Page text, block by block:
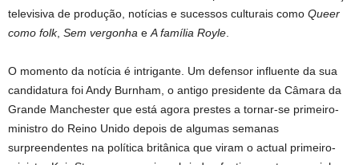
televisiva de produção, notícias e sucessos culturais como Queer
como folk, Sem vergonha e A família Royle
O momento da notícia é intrigante. Um defensor influente da sua
candidatura foi Andy Burnham, o antigo presidente da Câmara da
Grande Manchester que está agora prestes a tornar-se primeiro-
ministro do Reino Unido depois de algumas semanas
surpreendentes na política britânica que viram o actual primeiro-